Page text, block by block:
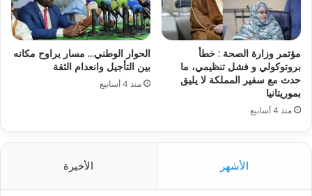
مؤتمر وزارة الصحة : خطأ
بروتوكولي و فشل تنظيمي، ما
حدث مع سفير المملكة لا يليق
بموريتانيا
منذ 4 أسابيع
الحوار الوطني… مسار يراوح مكانه
بين التأجيل وانعدام الثقة
منذ 4 أسابيع
الأشهر الأخيرة